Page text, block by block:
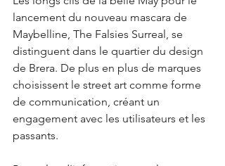
lancement du nouveau mascara de
Maybelline, The Falsies Surreal, se
distinguent dans le quartier du design
de Brera. De plus en plus de marques
choisissent le street art comme forme
de communication, créant un
engagement avec les utilisateurs et les
passants.